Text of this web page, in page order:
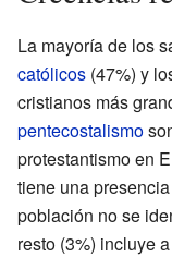
La mayoría de los
católicos (47%) y
cristianos más
pentecostalismo
protestantismo en
tiene una
población no se
resto (3%) incluye a